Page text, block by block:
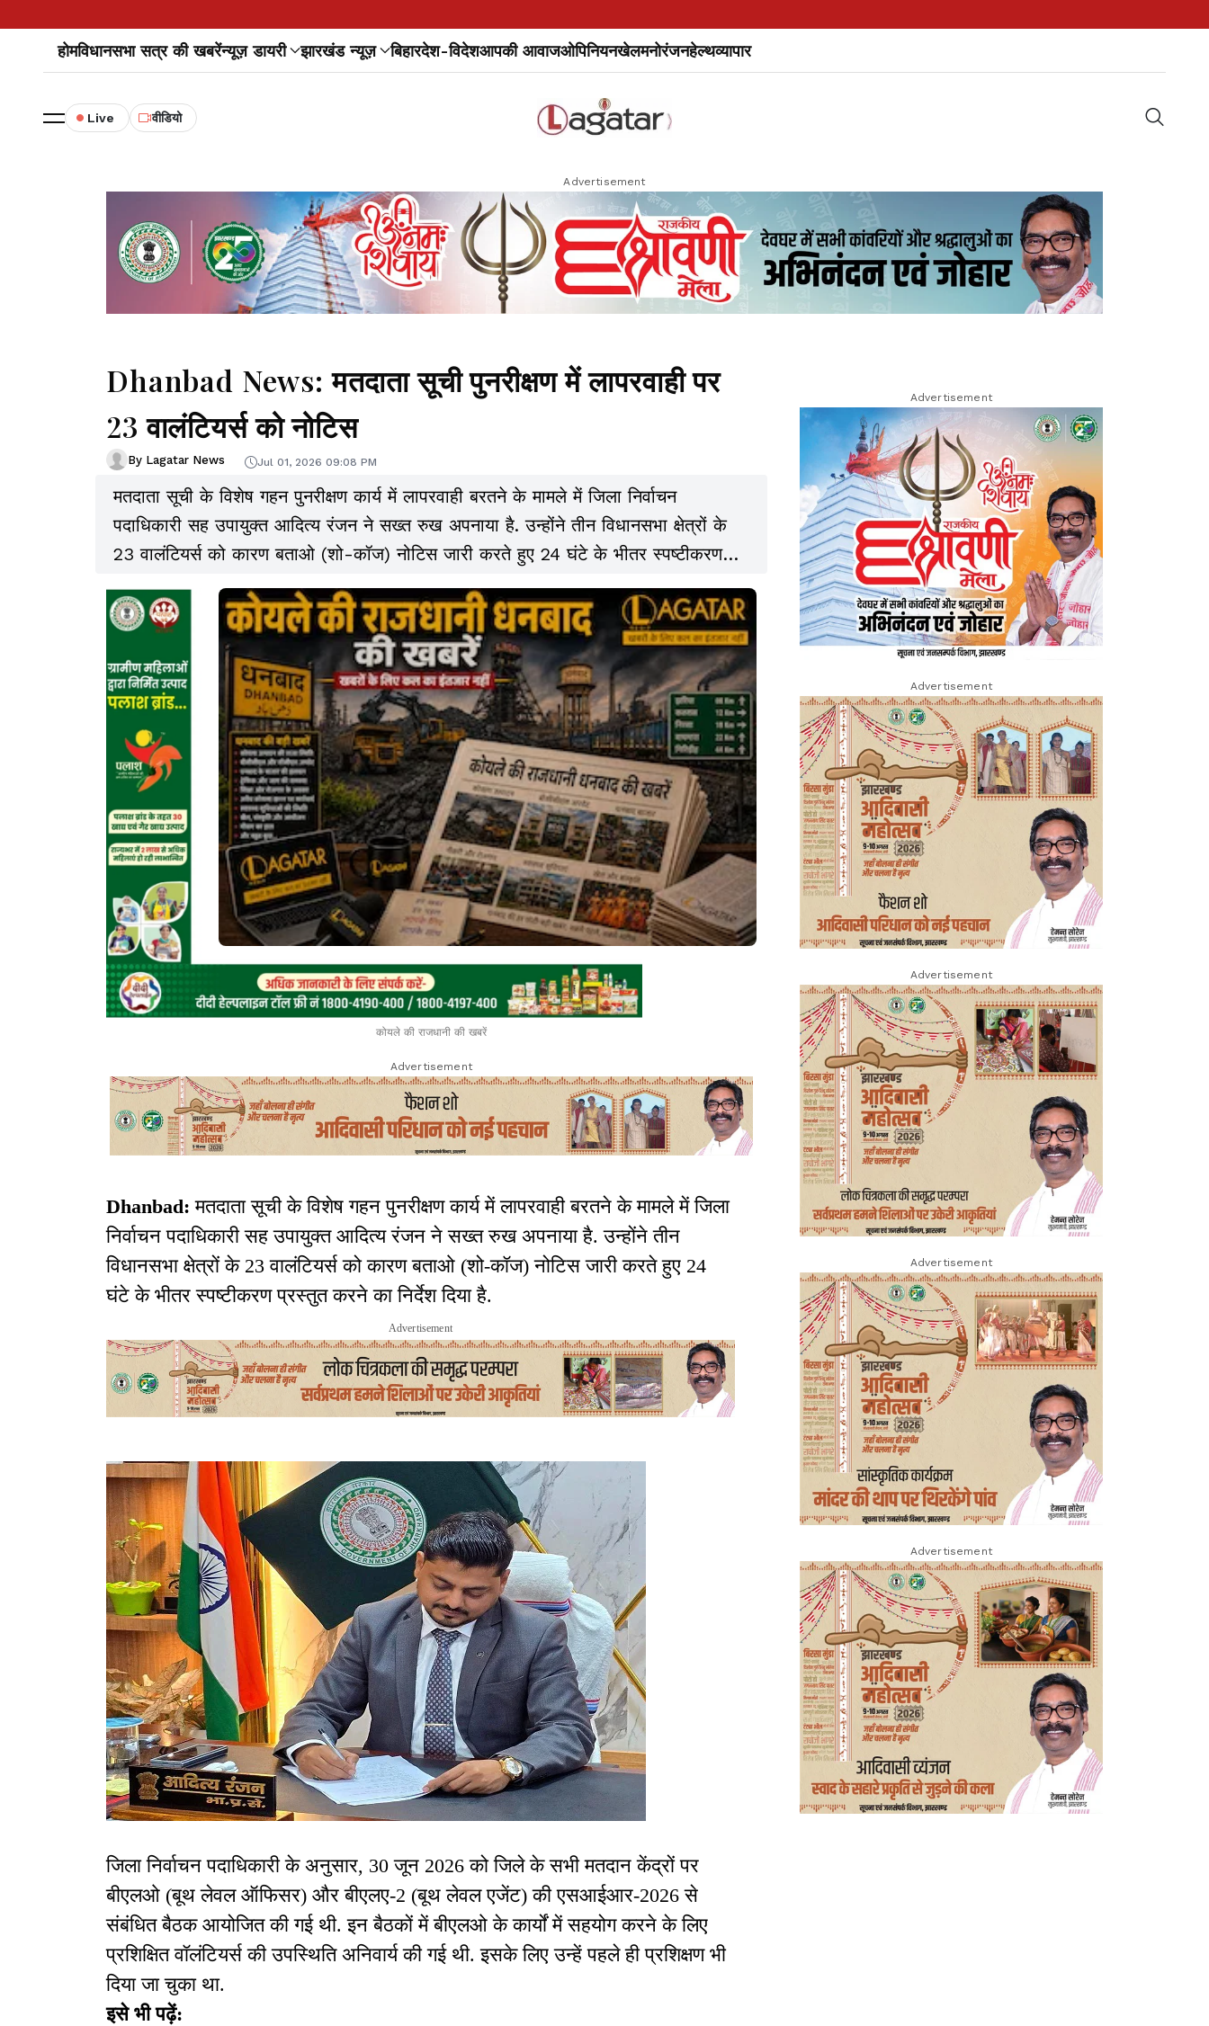
होमविधानसभा सत्र की खबरेंन्यूज़ डायरी झारखंड न्यूज़ बिहारदेश-विदेशआपकी आवाजओपिनियनखेलमनोरंजनहेल्थव्यापार
Live वीडियो
Advertisement
Dhanbad News: मतदाता सूची पुनरीक्षण में लापरवाही पर
23 वालंटियर्स को नोटिस
By Lagatar News Jul 01, 2026 09:08 PM
मतदाता सूची के विशेष गहन पुनरीक्षण कार्य में लापरवाही बरतने के मामले में जिला निर्वाचन
पदाधिकारी सह उपायुक्त आदित्य रंजन ने सख्त रुख अपनाया है. उन्होंने तीन विधानसभा क्षेत्रों के
23 वालंटियर्स को कारण बताओ (शो-कॉज) नोटिस जारी करते हुए 24 घंटे के भीतर स्पष्टीकरण
प्रस्तुत करने का निर्देश दिया है.
कोयले की राजधानी की खबरें
Advertisement
Dhanbad: मतदाता सूची के विशेष गहन पुनरीक्षण कार्य में लापरवाही बरतने के मामले में जिला
निर्वाचन पदाधिकारी सह उपायुक्त आदित्य रंजन ने सख्त रुख अपनाया है. उन्होंने तीन
विधानसभा क्षेत्रों के 23 वालंटियर्स को कारण बताओ (शो-कॉज) नोटिस जारी करते हुए 24
घंटे के भीतर स्पष्टीकरण प्रस्तुत करने का निर्देश दिया है.
Advertisement
जिला निर्वाचन पदाधिकारी के अनुसार, 30 जून 2026 को जिले के सभी मतदान केंद्रों पर
बीएलओ (बूथ लेवल ऑफिसर) और बीएलए-2 (बूथ लेवल एजेंट) की एसआईआर-2026 से
संबंधित बैठक आयोजित की गई थी. इन बैठकों में बीएलओ के कार्यों में सहयोग करने के लिए
प्रशिक्षित वॉलंटियर्स की उपस्थिति अनिवार्य की गई थी. इसके लिए उन्हें पहले ही प्रशिक्षण भी
दिया जा चुका था.
इसे भी पढ़ें:
Advertisement
Advertisement
Advertisement
Advertisement
Advertisement